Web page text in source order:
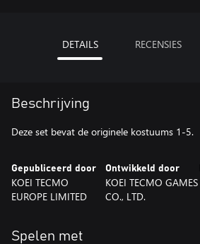
DETAILS RECENSIES
Beschrijving
Deze set bevat de originele kostuums 1-5.
Gepubliceerd door
KOEI TECMO
EUROPE LIMITED
Ontwikkeld door
KOEI TECMO GAMES
CO., LTD.
Spelen met